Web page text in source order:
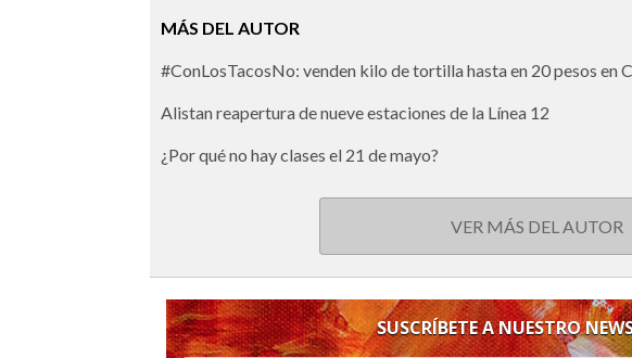
MÁS DEL AUTOR
#ConLosTacosNo: venden kilo de tortilla hasta en 20 pesos en
Alistan reapertura de nueve estaciones de la Línea 12
¿Por qué no hay clases el 21 de mayo?
VER MÁS DEL AUTOR
SUSCRÍBETE A NUESTRO